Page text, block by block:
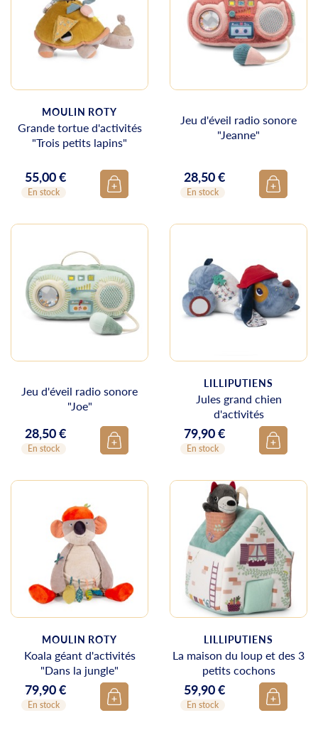
MOULIN ROTY
Grande tortue d'activités
"Trois petits lapins"
Prix
55,00 €
En stock
Jeu d'éveil radio sonore
"Jeanne"
Prix
28,50 €
En stock
Jeu d'éveil radio sonore
"Joe"
Prix
28,50 €
En stock
LILLIPUTIENS
Jules grand chien
d'activités
Prix
79,90 €
En stock
MOULIN ROTY
Koala géant d'activités
"Dans la jungle"
Prix
79,90 €
En stock
LILLIPUTIENS
La maison du loup et des 3
petits cochons
Prix
59,90 €
En stock